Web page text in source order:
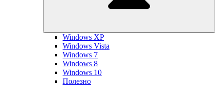
Windows XP
Windows Vista
Windows 7
Windows 8
Windows 10
Полезно